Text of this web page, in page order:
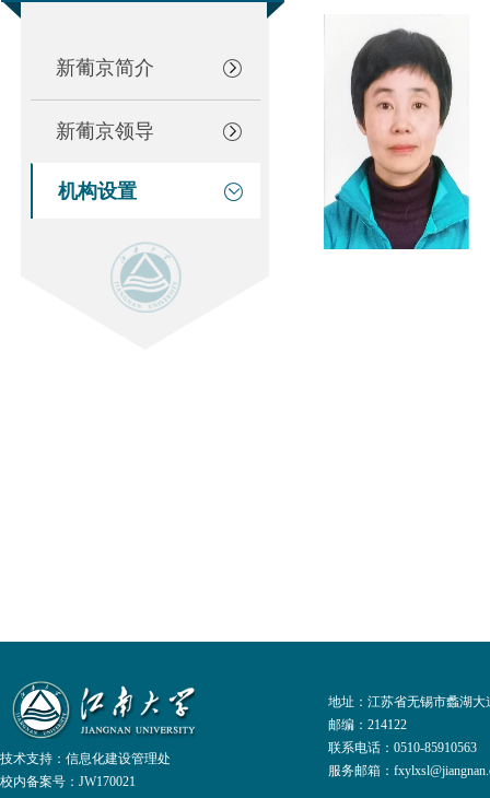
新葡京简介
新葡京领导
机构设置
技术支持： 信息化建设管理处
校内备案号：JW170021
地址：江苏省无锡市蠡湖大
邮编：214122
联系电话：0510-
服务邮箱：